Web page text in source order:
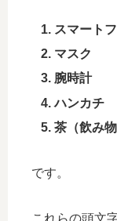
スマート
マスク
腕時計
ハンカチ
茶（飲み物
です。
これらの頭文